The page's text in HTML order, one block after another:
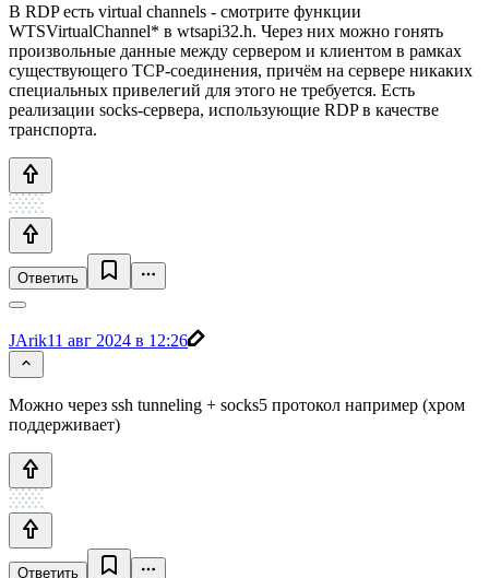
В RDP есть virtual channels - смотрите функции
WTSVirtualChannel* в wtsapi32.h. Через них можно гонять
произвольные данные между сервером и клиентом в рамках
существующего TCP-соединения, причём на сервере никаких
специальных привелегий для этого не требуется. Есть
реализации socks-сервера, использующие RDP в качестве
транспорта.
Ответить
JArik11 авг 2024 в 12:26
Можно через ssh tunneling + socks5 протокол например (хром
поддерживает)
Ответить